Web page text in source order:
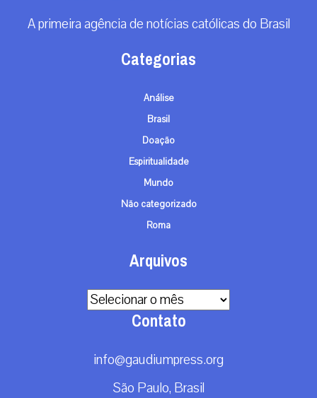
A primeira agência de notícias católicas do Brasil
Categorias
Análise
Brasil
Doação
Espiritualidade
Mundo
Não categorizado
Roma
Arquivos
Arquivos
Contato
info@gaudiumpress.org
São Paulo, Brasil